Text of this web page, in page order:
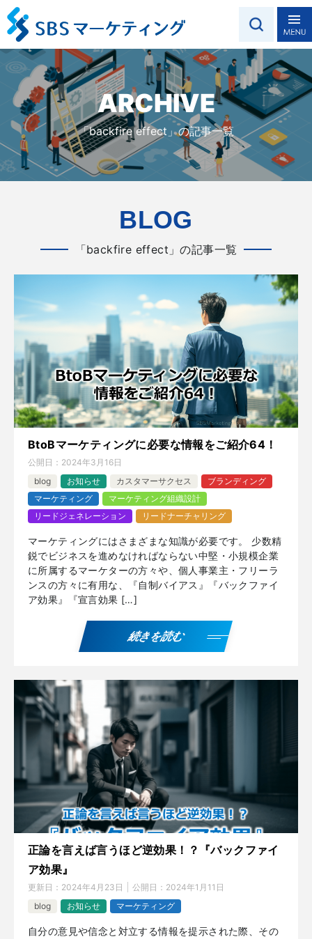
ARCHIVE
「backfire effect」の記事一覧
BLOG
「backfire effect」の記事一覧
BtoBマーケティングに必要な情報をご紹介64！
公開日： 2024年3月16日
blog
お知らせ カスタマーサクセス
ブランディング
マーケティング
マーケティング組織設計
リードジェネレーション
リードナーチャリング
マーケティングにはさまざまな知識が必要です。 少数精
鋭でビジネスを進めなければならない中堅・小規模企業
に所属するマーケターの方々や、個人事業主・フリーラ
ンスの方々に有用な、『自制バイアス』『バックファイ
ア効果』『宣言効果 […]
続きを読む
正論を言えば言うほど逆効果！？『バックファイ
ア効果』
更新日： 2024年4月23日 公開日： 2024年1月11日
blog
お知らせ マーケティング
自分の意見や信念と対立する情報を提示された際、その